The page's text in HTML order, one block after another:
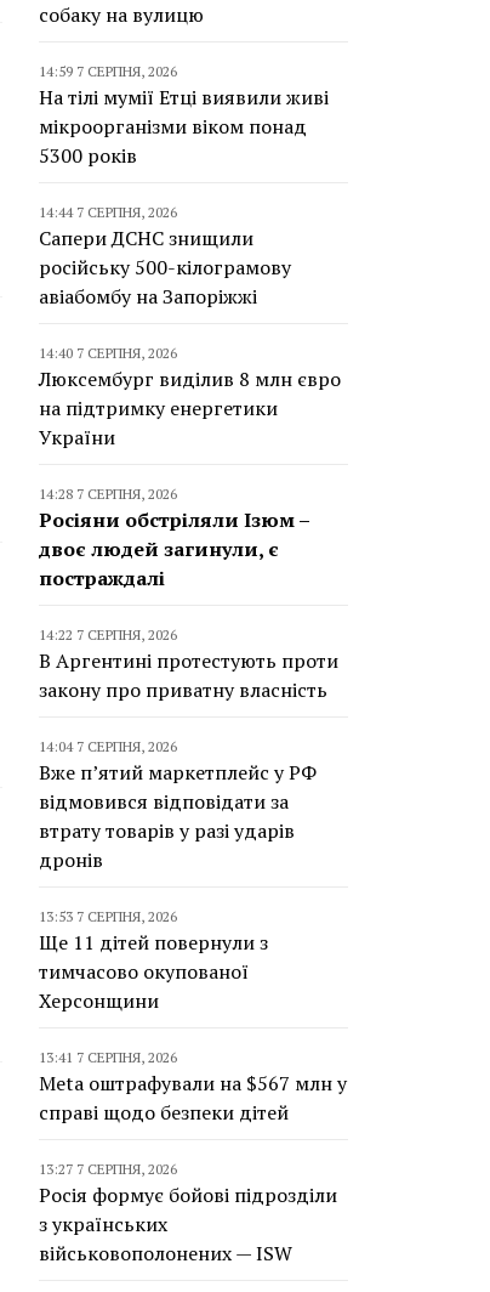
собаку на вулицю
14:59 7 СЕРПНЯ, 2026
На тілі мумії Етці виявили живі
мікроорганізми віком понад
5300 років
14:44 7 СЕРПНЯ, 2026
Сапери ДСНС знищили
російську 500-кілограмову
авіабомбу на Запоріжжі
14:40 7 СЕРПНЯ, 2026
Люксембург виділив 8 млн євро
на підтримку енергетики
України
14:28 7 СЕРПНЯ, 2026
Росіяни обстріляли Ізюм –
двоє людей загинули, є
постраждалі
14:22 7 СЕРПНЯ, 2026
В Аргентині протестують проти
закону про приватну власність
14:04 7 СЕРПНЯ, 2026
Вже п’ятий маркетплейс у РФ
відмовився відповідати за
втрату товарів у разі ударів
дронів
13:53 7 СЕРПНЯ, 2026
Ще 11 дітей повернули з
тимчасово окупованої
Херсонщини
13:41 7 СЕРПНЯ, 2026
Meta оштрафували на $567 млн у
справі щодо безпеки дітей
13:27 7 СЕРПНЯ, 2026
Росія формує бойові підрозділи
з українських
військовополонених — ISW